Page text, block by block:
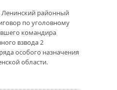
Ленинский районный
по уголовному
командира
взвода 2
особого назначения
области.